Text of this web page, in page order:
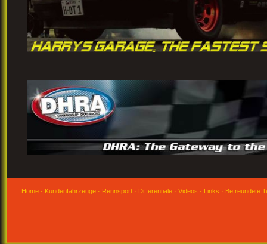
Home · Kundenfahrzeuge · Rennsport · Differentiale · Videos · Links · Befreundete